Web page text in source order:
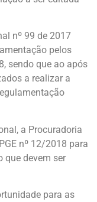
nº 99 de 2017
pelos
sendo que ao após
a realizar a
a Procuradoria
nº 12/2018 para
que devem ser
para as